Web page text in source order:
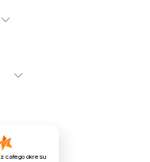
z całego okresu